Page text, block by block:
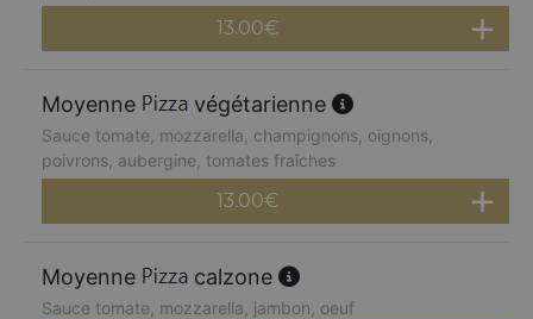
13.00€
Moyenne végétarienne
Sauce tomate, mozzarella, champignons, oignons,
poivrons, aubergine, tomates fraîches
13.00€
Moyenne calzone
Sauce tomate, mozzarella, jambon, oeuf